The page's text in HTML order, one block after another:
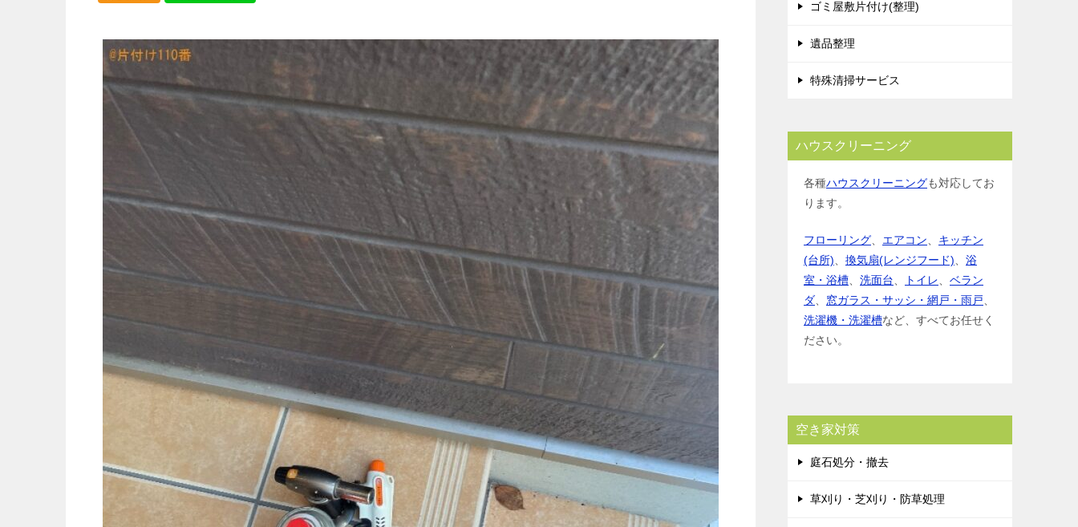
ゴミ屋敷片付け(整理)
遺品整理
特殊清掃サービス
ハウスクリーニング
各種ハウスクリーニングも対応してお
ります。
フローリング エアコン
キッチン
(台所)
換気扇(レンジフード)
浴
室・浴槽
洗面台 トイレ
ベラン
ダ
窓ガラス・サッシ・網戸・雨戸
洗濯機・洗濯槽など、すべてお任せく
ださい。
空き家対策
庭石処分・撤去
草刈り・芝刈り・防草処理